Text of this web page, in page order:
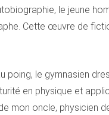
le jeune
Cette œuvre de
poing, le gymnasien
en physique et
mon oncle, physicien